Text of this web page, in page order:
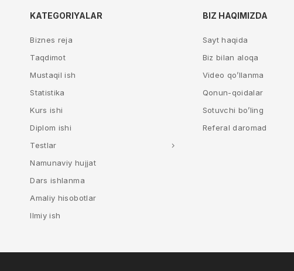
KATEGORIYALAR
Biznes reja
Taqdimot
Mustaqil ish
Statistika
Kurs ishi
Diplom ishi
Testlar
Namunaviy hujjat
Dars ishlanma
Amaliy hisobotlar
Ilmiy ish
BIZ HAQIMIZDA
Sayt haqida
Biz bilan aloqa
Video qo’llanma
Qonun-qoidalar
Sotuvchi bo’ling
Referal daromad